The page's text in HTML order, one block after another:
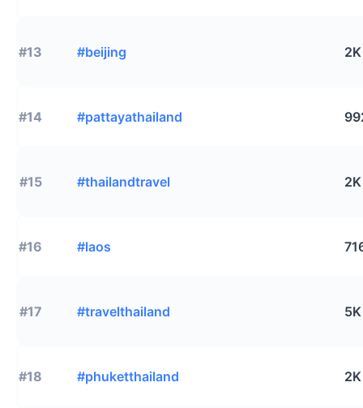
#13 #beijing 2K
#14 #pattayathailand
#15 #thailandtravel 2K
#16 #laos
#17 #travelthailand 5K
#18 #phuketthailand 2K